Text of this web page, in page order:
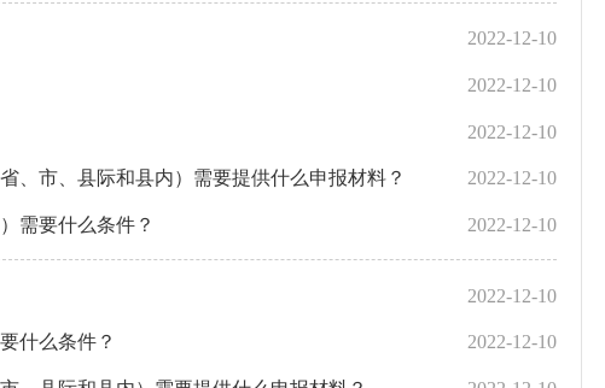
2022-12-10
2022-12-10
2022-12-10
、市、县际和县内）需要提供什么申报材料？ 2022-12-10
需要什么条件？ 2022-12-10
2022-12-10
什么条件？ 2022-12-10